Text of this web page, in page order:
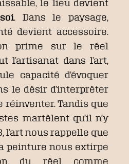
le lieu devient
. Dans le paysage,
devient accessoire.
prime sur le réel
l’artisanat dans l’art,
capacité d’évoquer
le désir d’interpréter
réinventer. Tandis que
martèlent qu’il n’y
l’art nous rappelle que
peinture nous extirpe
du réel comme